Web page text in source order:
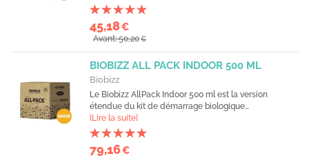
45,18€
Avant: 50,20€
BIOBIZZ ALL PACK INDOOR 500 ML
Biobizz
Le Biobizz All·Pack Indoor 500 ml est la version
étendue du kit de démarrage biologique...
[Lire la suite]
79,16€